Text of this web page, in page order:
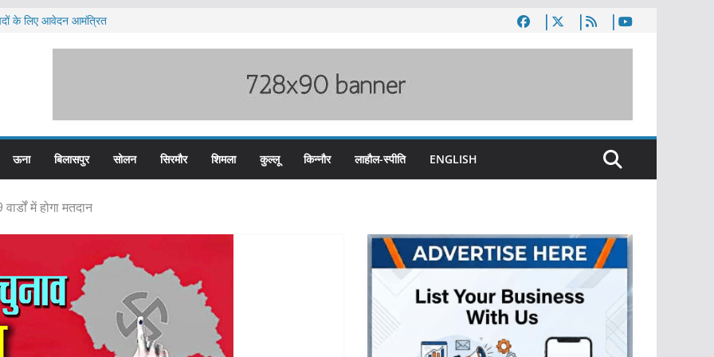
के लिए आवेदन आमंत्रित
पुलिस के तीन कर्मचारी सस्पेंड
ऊना बिलासपुर सोलन सिरमौर शिमला कुल्लू किन्नौर लाहौल-स्पीति ENGLISH
में होगा मतदान